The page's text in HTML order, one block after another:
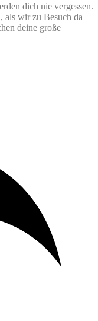
dich nie vergessen.
als wir zu Besuch da
deine große